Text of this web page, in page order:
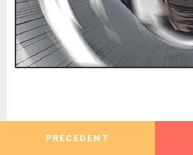
PRECEDENT